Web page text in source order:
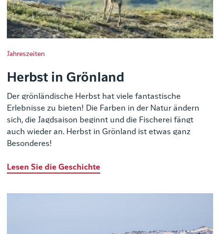
Jahreszeiten
Herbst in Grönland
Der grönländische Herbst hat viele fantastische
Erlebnisse zu bieten! Die Farben in der Natur ändern
sich, die Jagdsaison beginnt und die Fischerei fängt
auch wieder an. Herbst in Grönland ist etwas ganz
Besonderes!
Lesen Sie die Geschichte